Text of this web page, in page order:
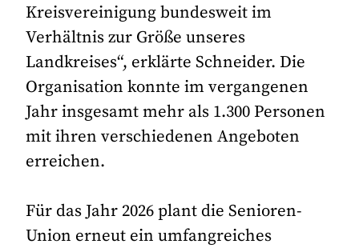
Kreisvereinigung bundesweit im
Verhältnis zur Größe unseres
Landkreises“, erklärte Schneider. Die
Organisation konnte im vergangenen
Jahr insgesamt mehr als 1.300 Personen
mit ihren verschiedenen Angeboten
erreichen.
Für das Jahr 2026 plant die Senioren-
Union erneut ein umfangreiches